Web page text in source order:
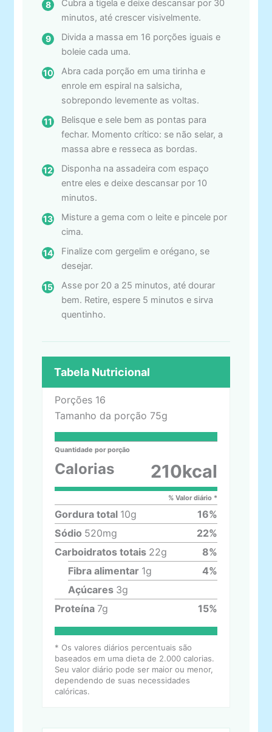
Cubra a tigela e deixe descansar por 30
minutos, até crescer visivelmente.
Divida a massa em 16 porções iguais e
boleie cada uma.
Abra cada porção em uma tirinha e
enrole em espiral na salsicha,
sobrepondo levemente as voltas.
Belisque e sele bem as pontas para
fechar. Momento crítico: se não selar, a
massa abre e resseca as bordas.
Disponha na assadeira com espaço
entre eles e deixe descansar por 10
minutos.
Misture a gema com o leite e pincele por
cima.
Finalize com gergelim e orégano, se
desejar.
Asse por 20 a 25 minutos, até dourar
bem. Retire, espere 5 minutos e sirva
quentinho.
Tabela Nutricional
Porções 16
Tamanho da porção 75g
Quantidade por porção
Calorias 210kcal
% Valor diário *
Gordura total 10g 16%
Sódio 520mg 22%
Carboidratos totais 22g 8%
Fibra alimentar 1g 4%
Açúcares 3g
Proteína 7g 15%
* Os valores diários percentuais são
baseados em uma dieta de 2.000 calorias.
Seu valor diário pode ser maior ou menor,
dependendo de suas necessidades
calóricas.